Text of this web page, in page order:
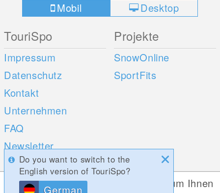
Mobil Desktop
TouriSpo
Impressum
Datenschutz
Kontakt
Unternehmen
FAQ
Newsletter
Umfragen
Projekte
SnowOnline
SportFits
Do you want to switch to the
English version of TouriSpo?
German
Diese Website verwendet Cookies, um Ihnen